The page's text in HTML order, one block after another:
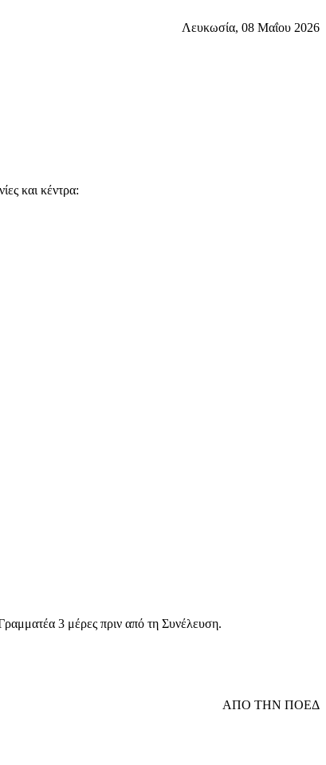
Λευκωσία, 08 Μαΐου 2026
και κέντρα:
3 μέρες πριν από τη Συνέλευση.
ΑΠΟ ΤΗΝ ΠΟΕΔ